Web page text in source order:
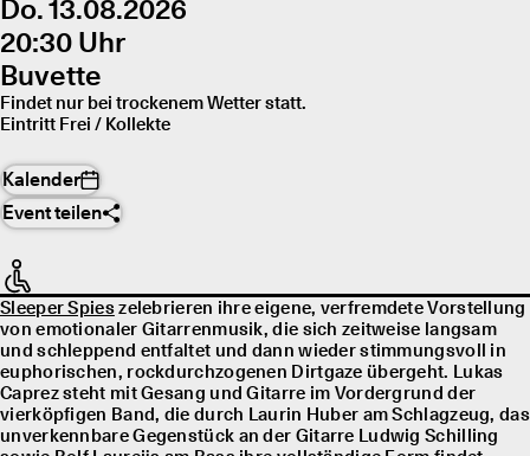
Do. 13.08.2026
20:30 Uhr
Buvette
Findet nur bei trockenem Wetter statt.
Eintritt Frei / Kollekte
Kalender
Event teilen
Sleeper Spieszelebrieren ihre eigene, verfremdete Vorstellung
von emotionaler Gitarrenmusik, die sich zeitweise langsam
und schleppend entfaltet und dann wieder stimmungsvoll in
euphorischen, rockdurchzogenen Dirtgaze übergeht. Lukas
Caprez steht mit Gesang und Gitarre im Vordergrund der
vierköpfigen Band, die durch Laurin Huber am Schlagzeug, das
unverkennbare Gegenstück an der Gitarre Ludwig Schilling